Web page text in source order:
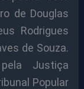
de Douglas
Rodrigues
de Souza.
Justiça
Popular